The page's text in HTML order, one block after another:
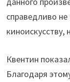
справедливо
Квентин
Благодаря